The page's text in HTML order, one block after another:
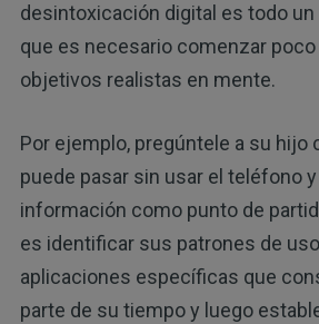
desintoxicación digital es todo un
que es necesario comenzar poco
objetivos realistas en mente.
Por ejemplo, pregúntele a su hijo
puede pasar sin usar el teléfono
información como punto de
es identificar sus patrones de
aplicaciones específicas que
parte de su tiempo y luego